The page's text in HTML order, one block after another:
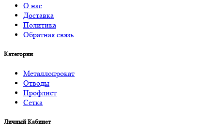
О нас
Доставка
Политика
Обратная связь
Категории
Металлопрокат
Отводы
Профлист
Сетка
Личный Кабинет